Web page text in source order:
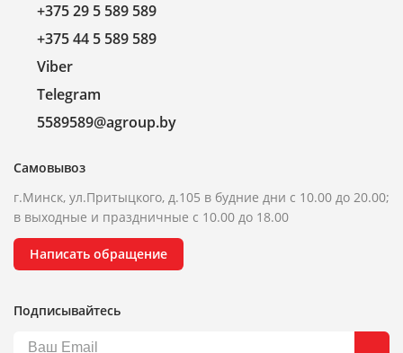
+375 29 5 589 589
+375 44 5 589 589
Viber
Telegram
5589589@agroup.by
Самовывоз
г.Минск, ул.Притыцкого, д.105 в будние дни с 10.00 до 20.00;
в выходные и праздничные с 10.00 до 18.00
Написать обращение
Подписывайтесь